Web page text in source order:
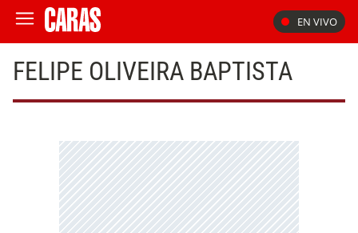
EN VIVO
FELIPE OLIVEIRA BAPTISTA